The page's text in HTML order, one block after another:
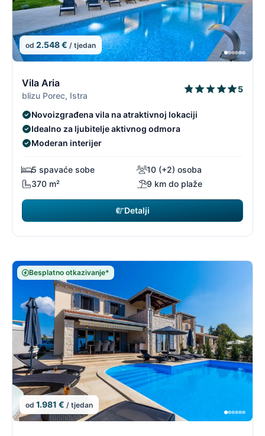
od 2.548 € / tjedan
Vila Aria
blizu Porec, Istra
5
Novoizgrađena vila na atraktivnoj lokaciji
Idealno za ljubitelje aktivnog odmora
Moderan interijer
5 spavaće sobe
10 (+2) osoba
370 m²
9 km do plaže
Detalji
Besplatno otkazivanje*
od 1.981 € / tjedan